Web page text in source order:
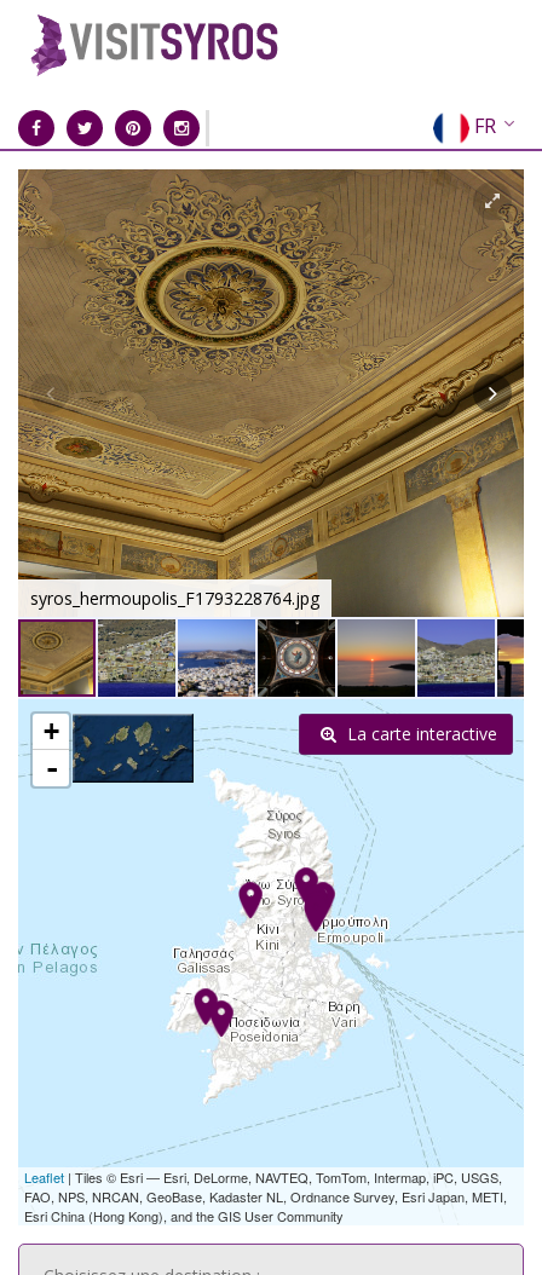
FR
EN
EL
DE
IT
ES
RU
CN
syros_hermoupolis_F1793228764.jpg
+
-
Leaflet | Tiles © Esri — Esri, DeLorme, NAVTEQ, TomTom, Intermap, iPC, USGS,
FAO, NPS, NRCAN, GeoBase, Kadaster NL, Ordnance Survey, Esri Japan, METI,
Esri China (Hong Kong), and the GIS User Community
La carte interactive